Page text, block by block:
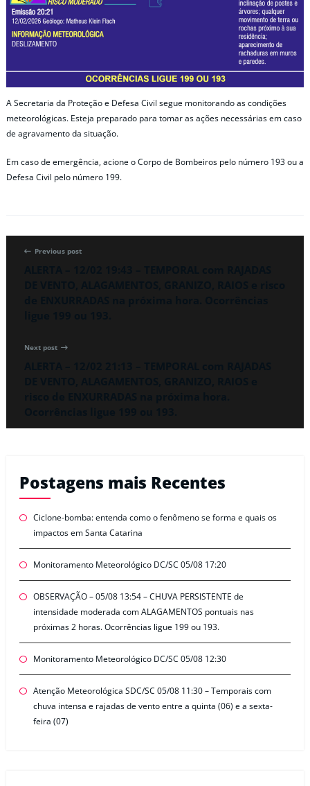
A Secretaria da Proteção e Defesa Civil segue monitorando as condições
meteorológicas. Esteja preparado para tomar as ações necessárias em caso
de agravamento da situação.
Em caso de emergência, acione o Corpo de Bombeiros pelo número 193 ou a
Defesa Civil pelo número 199.
Previous post
Next post
Postagens mais Recentes
Ciclone-bomba: entenda como o fenômeno se forma e quais os
impactos em Santa Catarina
Monitoramento Meteorológico DC/SC 05/08 17:20
OBSERVAÇÃO – 05/08 13:54 – CHUVA PERSISTENTE de
intensidade moderada com ALAGAMENTOS pontuais nas
próximas 2 horas. Ocorrências ligue 199 ou 193.
Monitoramento Meteorológico DC/SC 05/08 12:30
Atenção Meteorológica SDC/SC 05/08 11:30 – Temporais com
chuva intensa e rajadas de vento entre a quinta (06) e a sexta-
feira (07)